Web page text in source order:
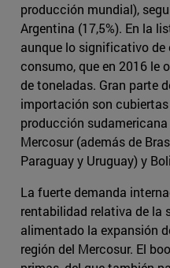
producción mundial),
Argentina (17,5%). En la
aunque lo significativo de
consumo, que en 2016 le
de toneladas. Gran parte
importación son
producción
Mercosur (además de
Paraguay y Uruguay) y
La fuerte demanda
rentabilidad relativa de la
alimentado la expansión
región del Mercosur. El